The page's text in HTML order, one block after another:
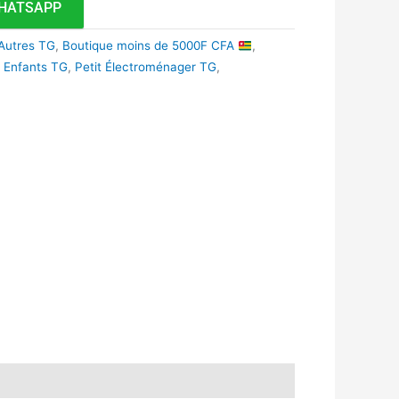
TG, Boutique moins de 5000F CFA
,
Enfants TG, Petit Électroménager TG,